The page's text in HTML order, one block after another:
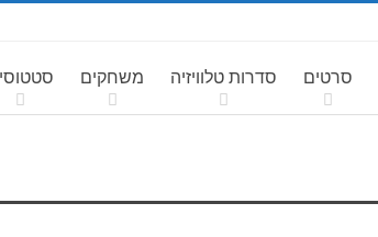
סרטים סדרות טלוויזיה משחקים